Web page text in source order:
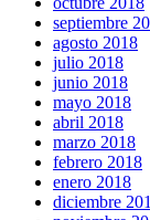
septiembre
agosto 2018
julio 2018
junio 2018
mayo 2018
abril 2018
marzo 2018
febrero 2018
enero 2018
diciembre